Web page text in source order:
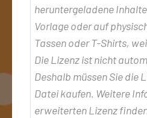
heruntergeladene
Vorlage oder auf
Tassen oder T-Shirts,
Die Lizenz ist nicht
Deshalb müssen Sie die
Datei kaufen. Weitere
erweiterten Lizenz finden